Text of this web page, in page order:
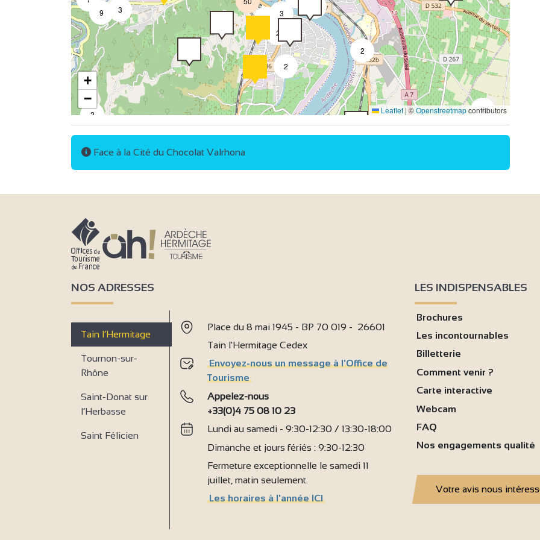
4
2
2
4
9
2
2
2
3
9
2
3
+
−
Leaflet |©Openstreetmapcontributors
Face à la Cité du Chocolat Valrhona
NOS ADRESSES
Tain l’Hermitage
Tournon-sur-
Rhône
Saint-Donat sur
l’Herbasse
Saint Félicien
Place du 8 mai 1945 - BP 70 019 - 26601
Tain l'Hermitage Cedex
Envoyez-nous un message à l'Office de
Tourisme
Appelez-nous
+33(0)4 75 08 10 23
Lundi au samedi - 9:30-12:30 / 13:30-18:00
Dimanche et jours fériés : 9:30-12:30
Fermeture exceptionnelle le samedi 11
juillet, matin seulement.
Les horaires à l'année ICI
LES INDISPENSABLES
Brochures
Les incontournables
Billetterie
Comment venir ?
Carte interactive
Webcam
FAQ
Nos engagements qualité
Votre avis nous